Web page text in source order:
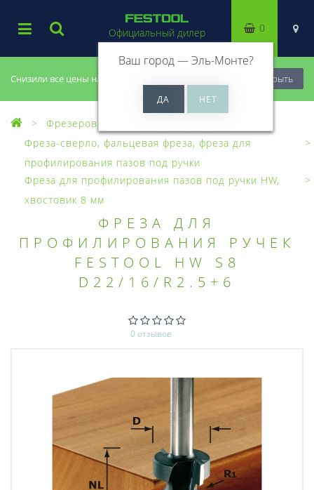
Снизили все цены на 20%, успей купить! Закрыть
Официальный дилер
Ваш город —Эль-Монте?
0
Фрезерование
Фреза-сверло, фальцевая фреза, фреза для
профилирования пазов под ручки
Фреза для профилирования пазов под ручки HW,
хвостовик 8 мм
ФРЕЗА ДЛЯ
ПРОФИЛИРОВАНИЯ РУЧЕК
FESTOOL HW S8
D22/16/R2.5+6
0 отзывов